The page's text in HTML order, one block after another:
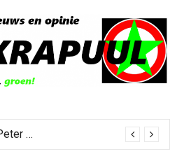
Gedachtenis van Peter Faber